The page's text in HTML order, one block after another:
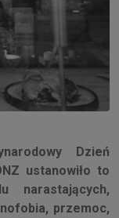
Dzień
ustanowiło to
przemoc,